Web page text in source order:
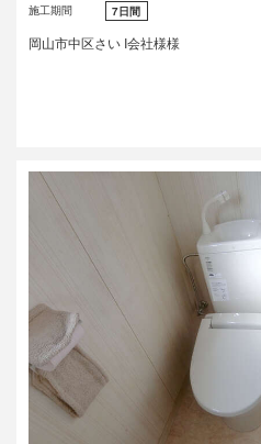
施工期間
7日間
岡山市中区さい I会社様様